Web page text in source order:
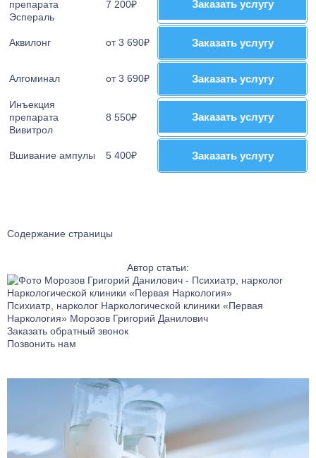
препарата
Эспераль
7 200₽ Заказать услугу
Заказать услугу
Аквилонг от 3 690₽ Заказать услугу
Заказать услугу
Алгоминал от 3 690₽ Заказать услугу
Заказать услугу
Инъекция
препарата
Вивитрол
8 550₽ Заказать услугу
Заказать услугу
Вшивание ампулы 5 400₽ Заказать услугу
Заказать услугу
Содержание страницы
Автор статьи:
Психиатр, нарколог Наркологической клиники «Первая
Наркология» Морозов Григорий Данилович
Заказать обратный звонок
Позвонить нам